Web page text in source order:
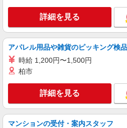
○。・゜+゜・。○。
給(規定有) お友達を紹介頂くと, インセンティブ支
給(規定有) ゜・。○
派遣社員
株式会社シエロ
人気機種に詳しく
【softbank】
時給1400円〜
残業代支給 ★交通費
+゜・。○。・゜+゜
万円支給(規定有) お友達を紹介頂くと, インセンテ
ィブ支給(規定有) ★月2回払い・週払い可能（規程
有）★ ゜・。○。・
広島県広島市南
キープ
詳細を見る
アパレル用品や雑貨のピッキング検品
時給 1,200円〜1,500円
柏市
詳細を見る
マンションの受付・案内スタッフ